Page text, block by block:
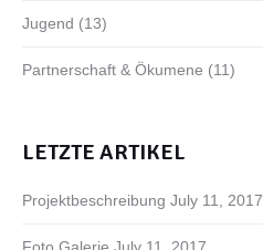
Jugend (13)
Partnerschaft & Ökumene (11)
LETZTE ARTIKEL
Projektbeschreibung July 11, 2017